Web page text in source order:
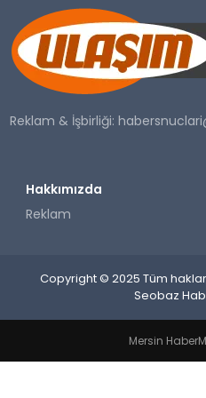
SAĞLIK
YAŞAM
Reklam & İşbirliği:
Hakkımızda
Reklam
Copyright © 2025 Tüm hakları
Seobaz
Mersin Haber